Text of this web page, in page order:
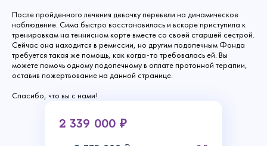
После пройденного лечения девочку перевели на динамическое
наблюдение. Сима быстро восстановилась и вскоре приступила к
тренировкам на теннисном корте вместе со своей старшей сестрой.
Сейчас она находится в ремиссии, но другим подопечным Фонда
требуется такая же помощь, как когда-то требовалась ей. Вы
можете помочь одному подопечному в оплате протонной терапии,
оставив пожертвование на данной странице.
Спасибо, что вы с нами!
2 339 000 ₽